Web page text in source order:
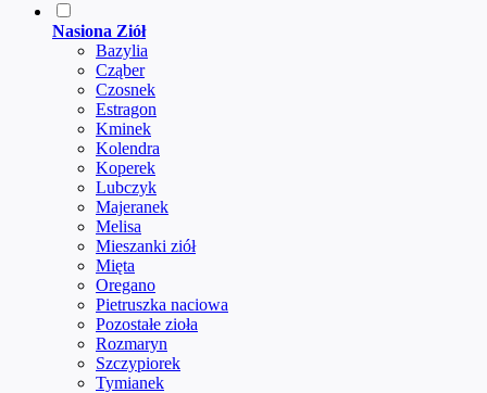
Nasiona Ziół
Bazylia
Cząber
Czosnek
Estragon
Kminek
Kolendra
Koperek
Lubczyk
Majeranek
Melisa
Mieszanki ziół
Mięta
Oregano
Pietruszka naciowa
Pozostałe zioła
Rozmaryn
Szczypiorek
Tymianek